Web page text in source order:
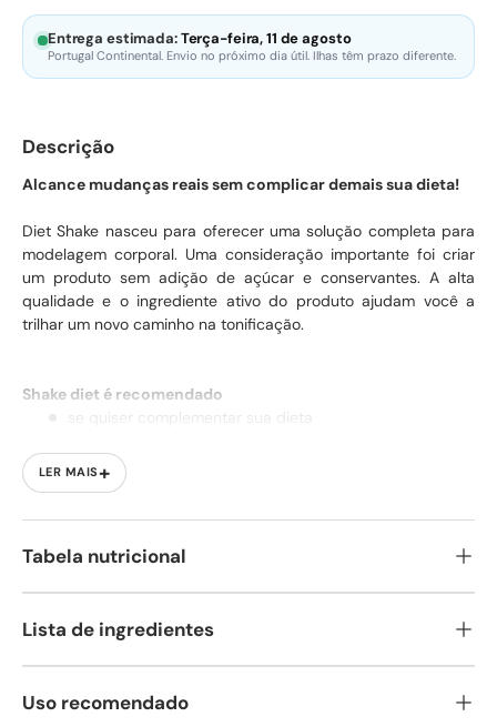
Entrega estimada:Terça-feira, 11 de agosto
Portugal Continental. Envio no próximo dia útil. Ilhas têm prazo diferente.
Descrição
Alcance mudanças reais sem complicar demais sua dieta!
Diet Shake nasceu para oferecer uma solução completa para
modelagem corporal. Uma consideração importante foi criar
um produto sem adição de açúcar e conservantes. A alta
qualidade e o ingrediente ativo do produto ajudam você a
trilhar um novo caminho na tonificação.
Shake diet é recomendado
se quiser complementar sua dieta
se deseja manter a massa muscular durante uma dieta
se procura uma solução rápida e simples para apoiar
calorias vazias
se procura uma alternativa rica em fibras
se adora doces e experimentou vários métodos de
perda de peso
O controle está em suas mãos
LER MAIS+
Tabela nutricional
Lista de ingredientes
Uso recomendado